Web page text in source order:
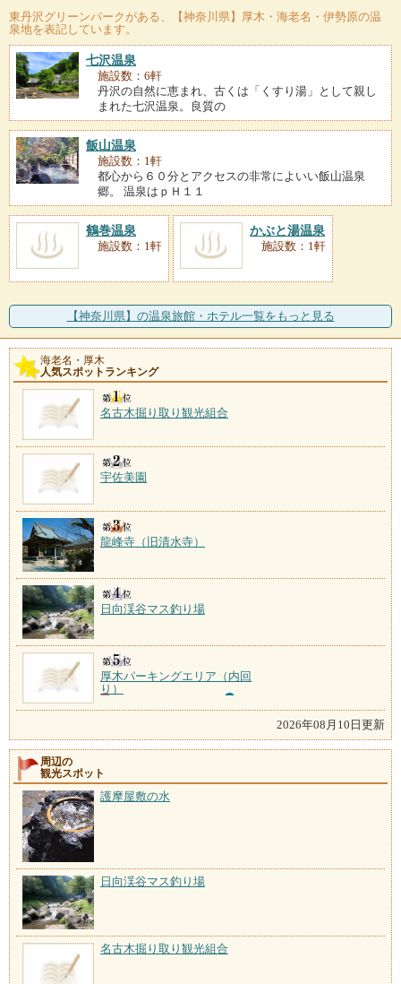
東丹沢グリーンパーク がある、【神奈川県】厚木・海老名・伊勢原の温
泉地を表記しています。
七沢温泉
施設数：6軒
丹沢の自然に恵まれ、古くは「くすり湯」として親し
まれた七沢温泉。良質の
飯山温泉
施設数：1軒
都心から６０分とアクセスの非常によいい飯山温泉
郷。 温泉はｐＨ１１
鶴巻温泉
施設数：1軒
かぶと湯温泉
施設数：1軒
【神奈川県】の温泉旅館・ホテル一覧をもっと見る
海老名・厚木
人気スポットランキング
名古木掘り取り観光組合
宇佐美園
龍峰寺（旧清水寺）
日向渓谷マス釣り場
厚木パーキングエリア（内回
り）
2026年08月10日更新
周辺の
観光スポット
護摩屋敷の水
日向渓谷マス釣り場
名古木掘り取り観光組合